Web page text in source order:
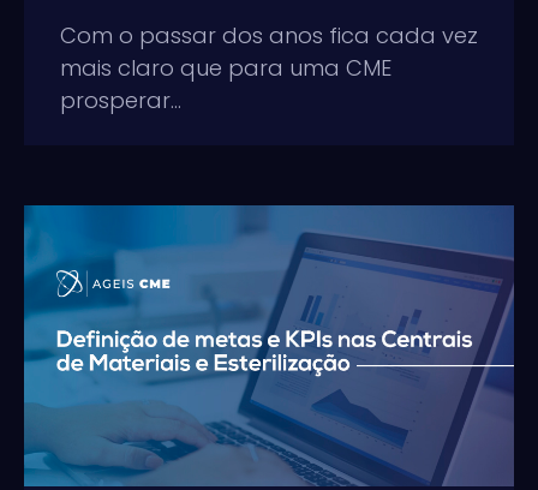
Com o passar dos anos fica cada vez
mais claro que para uma CME
prosperar...